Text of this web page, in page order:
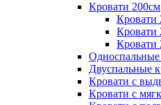
Кровати 200см
Кровати
Кровати
Односпальные
Двуспальные
Кровати с
Кровати с